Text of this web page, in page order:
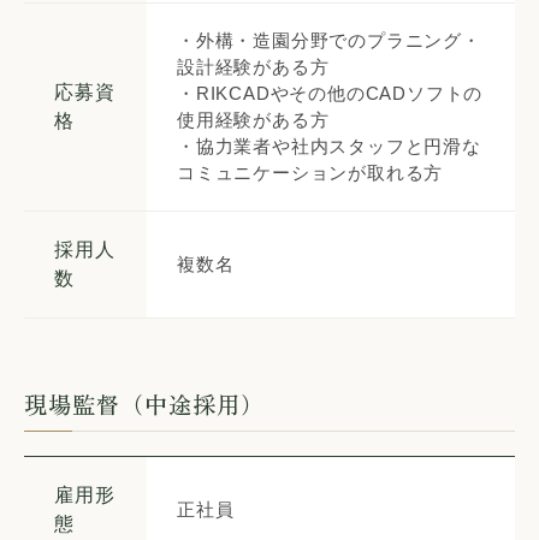
応募資
格
・外構・造園分野でのプラニング・
設計経験がある方
・RIKCADやその他のCADソフトの
使用経験がある方
・協力業者や社内スタッフと円滑な
コミュニケーションが取れる方
採用人
数
複数名
現場監督（中途採用）
雇用形
態
正社員